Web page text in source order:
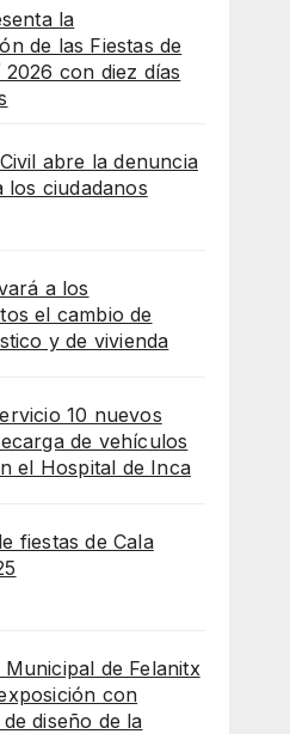
la
de las Fiestas de
con diez días
abre la denuncia
los ciudadanos
a los
el cambio de
y de vivienda
10 nuevos
de vehículos
el Hospital de Inca
fiestas de Cala
de Felanitx
con
diseño de la